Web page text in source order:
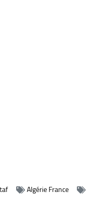
Algérie France